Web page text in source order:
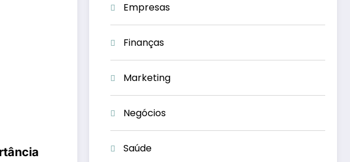
Empresas
Finanças
Marketing
Negócios
Saúde